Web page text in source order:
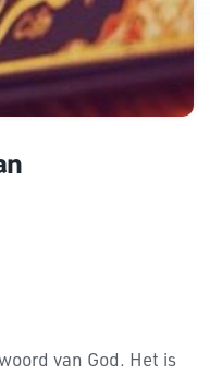
van God. Het is